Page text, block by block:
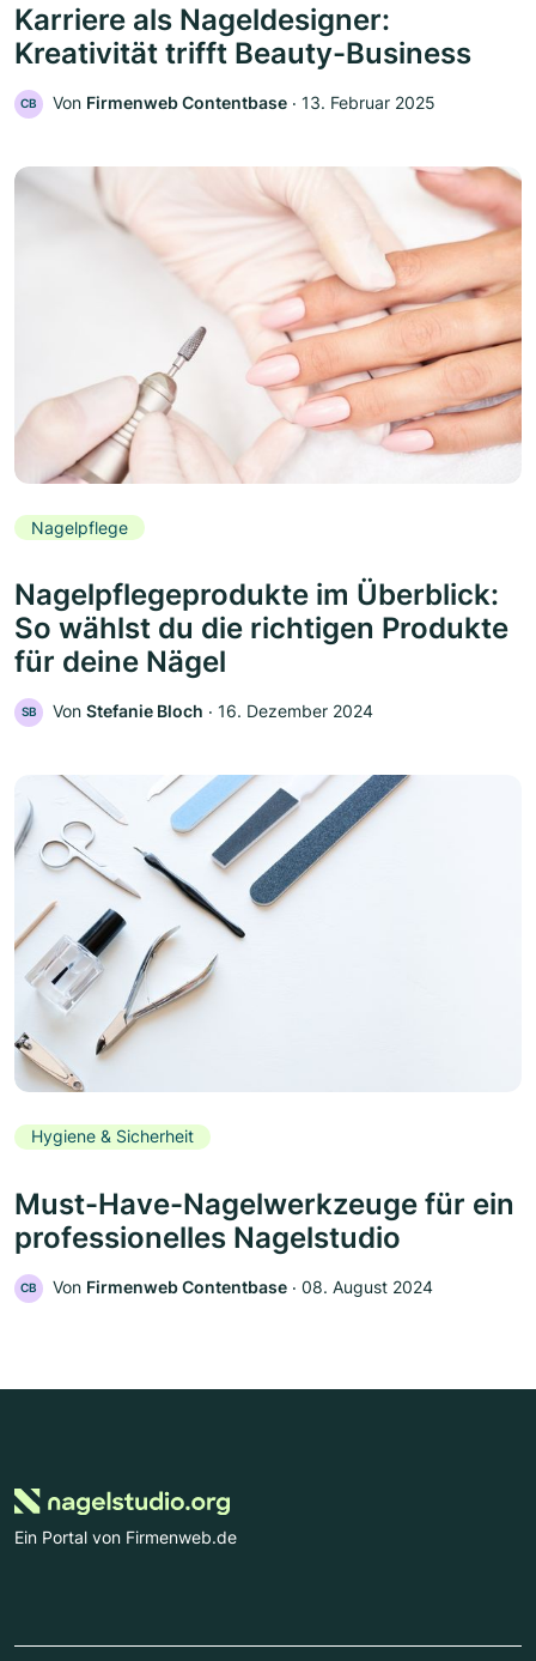
Karriere als Nageldesigner:
Kreativität trifft Beauty-Business
CB Von Firmenweb Contentbase ‧ 13. Februar 2025
Nagelpflege
Nagelpflegeprodukte im Überblick:
So wählst du die richtigen Produkte
für deine Nägel
SB Von Stefanie Bloch ‧ 16. Dezember 2024
Hygiene & Sicherheit
Must-Have-Nagelwerkzeuge für ein
professionelles Nagelstudio
CB Von Firmenweb Contentbase ‧ 08. August 2024
Ein Portal von Firmenweb.de